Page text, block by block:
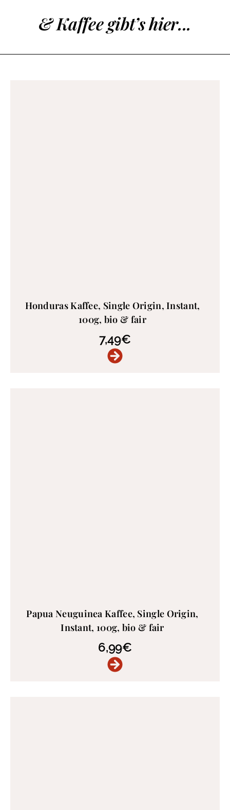
& Kaffee gibt’s hier...
Honduras Kaffee, Single Origin, Instant,
100g, bio & fair
7,49€
Papua Neuguinea Kaffee, Single Origin,
Instant, 100g, bio & fair
6,99€